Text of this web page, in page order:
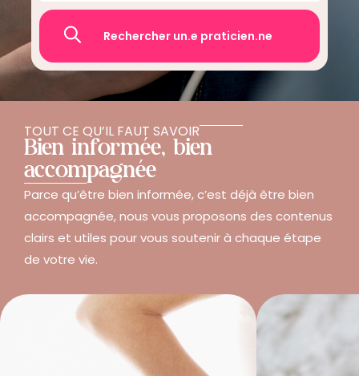
Recherche
TOUT CE QU’IL FAUT SAVOIR
Bien informée, bien
accompagnée
Parce qu’être bien informée, c’est déjà être bien
accompagnée, nous vous proposons des contenus
clairs et utiles pour vous soutenir à chaque étape
de votre vie.